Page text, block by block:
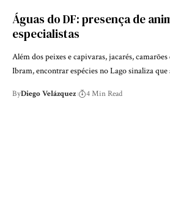
Águas do DF: presença de
especialistas
Além dos peixes e capivaras, jacarés,
Ibram, encontrar espécies no Lago sinaliza
ByDiego Velázquez 4 Min Read